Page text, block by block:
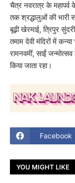
चैत्र नवरात्र के महापर्व
तक श्रद्धालुओं की भारी
बूढ़ी खेरमाई, त्रिपुर
तमाम देवी मंदिरों में
रामनवमीं, साईं
किया जाता रहा।
Facebook
YOU MIGHT LIKE